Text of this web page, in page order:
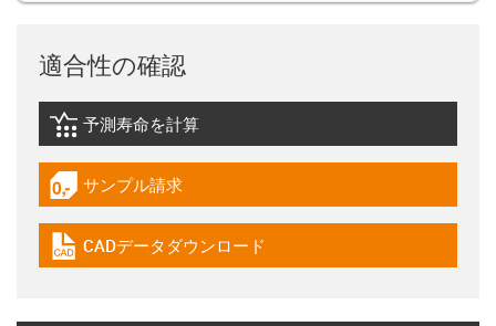
適合性の確認
igus-icon-lebensdauerrechner
予測寿命を計算
igus-icon-gratismuster
サンプル請求
igus-icon-cad-dateien
CADデータダウンロード